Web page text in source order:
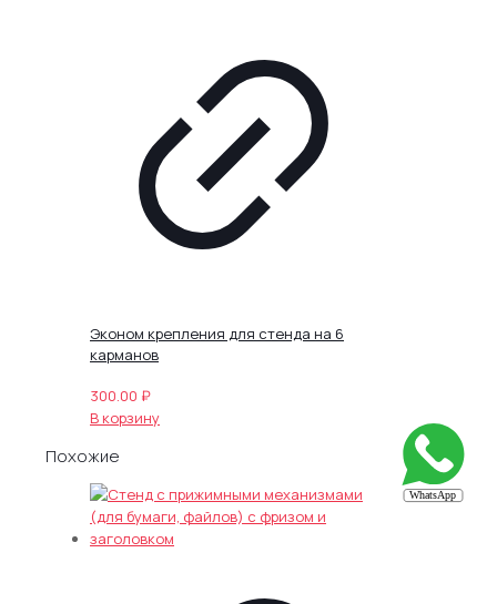
Эконом крепления для стенда на 6
карманов
300.00 ₽
В корзину
Похожие